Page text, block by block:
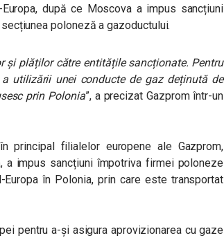
după ce Moscova a impus sancțiuni
poloneză a gazoductului.
plăților către entitățile sancționate. Pentru
utilizării unei conducte de gaz deținută de
prin Polonia”, a precizat Gazprom într-un
principal filialelor europene ale Gazprom,
a impus sancțiuni împotriva firmei poloneze
în Polonia, prin care este transportat
pentru a-și asigura aprovizionarea cu gaze